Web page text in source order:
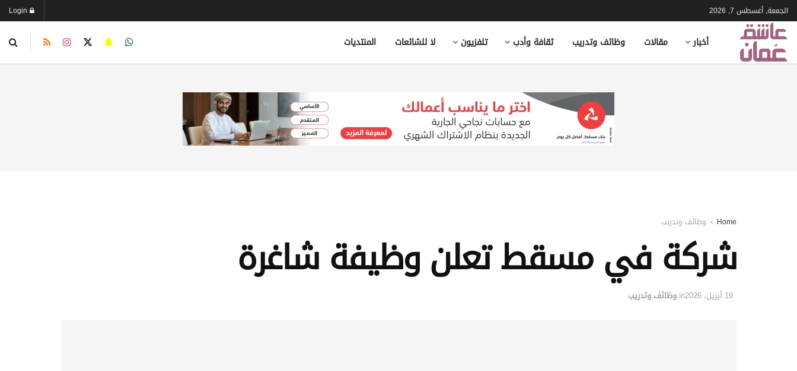
الجمعة, أغسطس 7, 2026
أخبار مقالات وظائف وتدريب ثقافة وأدب تلفزيون لا للشائعات المنتديات
Home وظائف وتدريب
شركة في مسقط تعلن وظيفة شاغرة
19 أبريل، 2026 in وظائف وتدريب